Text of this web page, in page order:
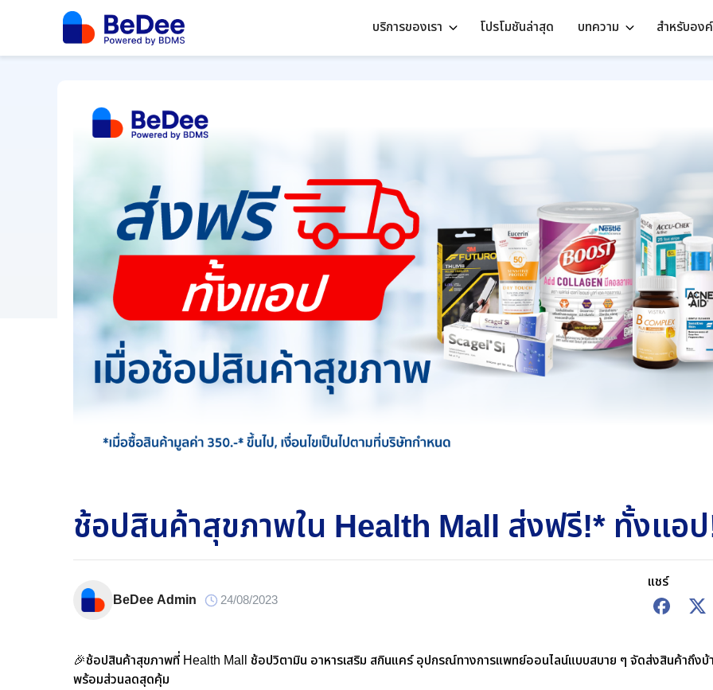
บริการของเรา โปรโมชันล่าสุด บทความ สำหรับอง
ช้อปสินค้าสุขภาพใน Health Mall ส่งฟรี!* ทั้งแอ
BeDee Admin 24/08/2023
แชร์
🎉ช้อปสินค้าสุขภาพที่ Health Mall ช้อปวิตามิน อาหารเสริม สกินแคร์ อุปกรณ์ทางการแพทย์ออนไลน์แบบสบาย ๆ จัดส่งสินค้าถึงบ้
พร้อมส่วนลดสุดคุ้ม